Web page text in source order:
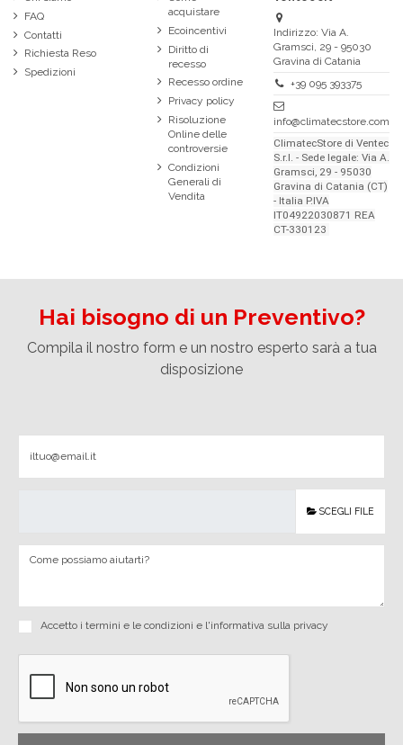
FAQ
Contatti
Richiesta Reso
Spedizioni
acquistare
Ecoincentivi
Diritto di
recesso
Recesso ordine
Privacy policy
Risoluzione
Online delle
controversie
Condizioni
Generali di
Vendita
Indirizzo: Via A.
Gramsci, 29 - 95030
Gravina di Catania
+39 095 393375
info@climatecstore.com
ClimatecStore di Ventec
S.r.l. - Sede legale: Via A.
Gramsci, 29 - 95030
Gravina di Catania (CT)
- Italia P.IVA
IT04922030871 REA
CT-330123
Hai bisogno di un Preventivo?
Compila il nostro form e un nostro esperto sarà a tua
disposizione
SCEGLI FILE
Accetto i termini e le condizioni e l'informativa sulla privacy